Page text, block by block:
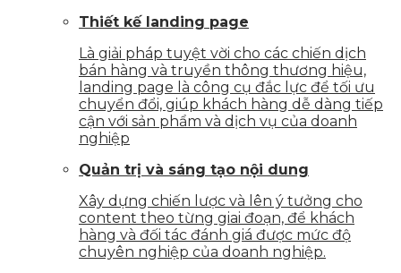
Thiết kế landing page
Là giải pháp tuyệt vời cho các chiến dịch
bán hàng và truyền thông thương hiệu,
landing page là công cụ đắc lực để tối ưu
chuyển đổi, giúp khách hàng dễ dàng tiếp
cận với sản phẩm và dịch vụ của doanh
nghiệp
Quản trị và sáng tạo nội dung
Xây dựng chiến lược và lên ý tưởng cho
content theo từng giai đoạn, để khách
hàng và đối tác đánh giá được mức độ
chuyên nghiệp của doanh nghiệp.